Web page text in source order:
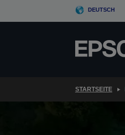
DEUTSCH
STARTSEITE